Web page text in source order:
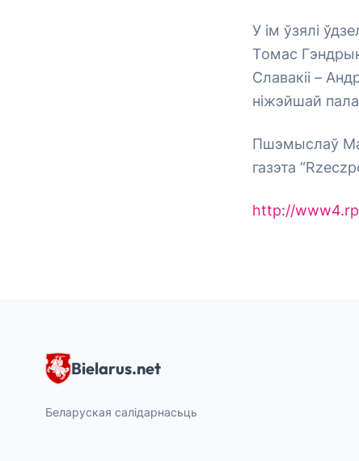
У ім ўзялі
Томас
Славакіі –
ніжэйшай
Пшэмыслаў
газэта
http://
Bielarus.net
Беларуская салідарнасьць